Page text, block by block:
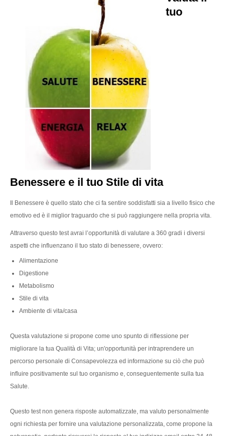
tuo
Benessere e il tuo Stile di vita
Il Benessere è quello stato che ci fa sentire soddisfatti sia a livello fisico che
emotivo ed è il miglior traguardo che si può raggiungere nella propria vita.
Attraverso questo test avrai l’opportunità di valutare a 360 gradi i diversi
aspetti che influenzano il tuo stato di benessere, ovvero:
Alimentazione
Digestione
Metabolismo
Stile di vita
Ambiente di vita/casa
Questa valutazione si propone come uno spunto di riflessione per
migliorare la tua Qualità di Vita; un'opportunità per intraprendere un
percorso personale di Consapevolezza ed informazione su ciò che può
influire positivamente sul tuo organismo e, conseguentemente sulla tua
Salute.
Questo test non genera risposte automatizzate, ma valuto personalmente
ogni richiesta per fornire una valutazione personalizzata, come propone la